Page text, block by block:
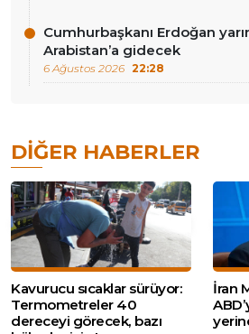
Cumhurbaşkanı Erdoğan
Arabistan’a gidecek
6 Ağustos 2026 22:28
DIĞER HABERLER
Kavurucu sıcaklar sürüyor:
Termometreler 40
dereceyi görecek, bazı
İran